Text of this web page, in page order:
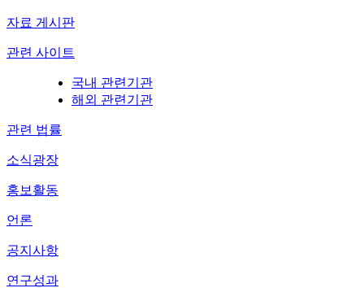
자료 게시판
관련 사이트
국내 관련기관
해외 관련기관
관련 법률
소식광장
홍보활동
언론
공지사항
연구성과